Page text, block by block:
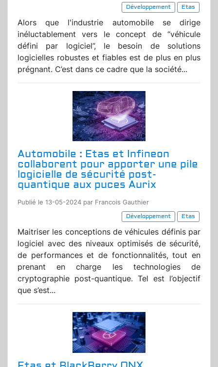
Développement
Etas
Alors que l'industrie automobile se dirige
inéluctablement vers le concept de “véhicule
défini par logiciel”, le besoin de solutions
logicielles robustes et fiables est de plus en plus
prégnant. C’est dans ce cadre que la société...
Automobile : Etas et Infineon
collaborent pour apporter une pile
logicielle de sécurité post-
quantique aux puces Aurix
Publié le 13-05-2024 par Francois Gauthier
Développement
Etas
Maitriser les conceptions de véhicules définis par
logiciel avec des niveaux optimisés de sécurité,
de performances et de fonctionnalités, tout en
prenant en charge les technologies de
cryptographie post-quantique. Tel est l’objectif
que s’est...